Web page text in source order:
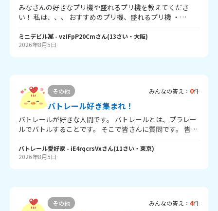
みなさんの好きなプリ機や盛れるプリ機を教えてくださ
い！ 私は、、、 おすすめのプリ機、盛れるプリ機 ・
hipersoht(ハイパーショット) シンプルに盛れるしカメラ
撮る位置選べる 気になっているプリ機 ・わたうさ みんな
ミニデビル👾 - vzIFpP20Cmさん(13さい・ 大阪)
2026年8月5日
その他 みんなの答え： 0件
バトレール好き集まれ！
バトレールが好きな人間です。 バトレールとは、プラレー
ルでバトルすることです。 そこで皆さんに質問です。 皆さ
（どんどんぶつかる僕らのバトレール） yufuin72（プラレ
ールエクスパンデット） moko0302（プラレール戦争） が
バトレール愛好家 - iE4rqcrsVxさん(11さい・ 東京)
2026年8月5日
その他 みんなの答え： 4件